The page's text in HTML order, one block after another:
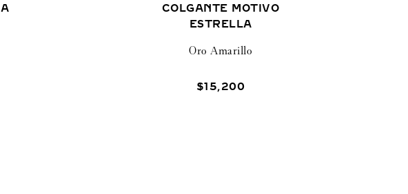
COLGANTE MOTIVO
ESTRELLA
Oro Amarillo
$15,200